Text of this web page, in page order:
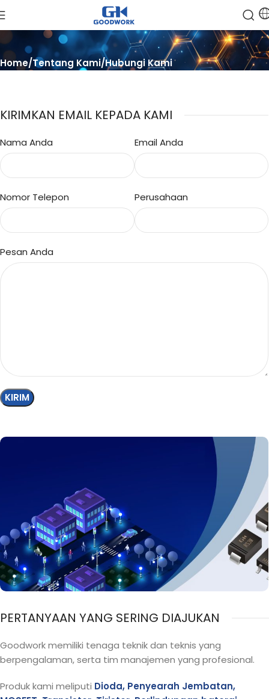
Home Tentang Kami Hubungi Kami
KIRIMKAN EMAIL KEPADA KAMI
Nama Anda Email Anda
Nomor Telepon Perusahaan
Pesan Anda
Basis kerja sama industri-
akademisi-penelitian-kerja sama
multi-pihak
Menyediakan solusi aplikasi khusus kelas industri
dan kelas otomotif
PERTANYAAN YANG SERING DIAJUKAN
Goodwork memiliki tenaga teknik dan teknis yang
berpengalaman, serta tim manajemen yang profesional.
Produk kami meliputi Dioda, Penyearah Jembatan,